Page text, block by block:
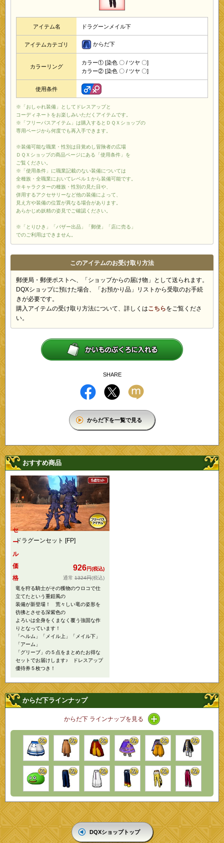
アイテム名 ドラグーンメイル下
アイテムカテゴリ からだ下
カラーリング
カラー① [染色 〇 / ツヤ 〇]
カラー② [染色 〇 / ツヤ 〇]
使用条件
※「おしゃれ装備」としてドレスアップと
コーディネートをお楽しみいただくアイテムです。
※「フリーパスアイテム」は購入するとＤＱＸショップの
専用ページから何度でも再入手できます。
※装備可能な職業・性別は目覚めし冒険者の広場
ＤＱＸショップの商品ページにある「使用条件」を
ご覧ください。
※「使用条件」に職業記載のない装備については
全種族・全職業においてレベル１から装備可能です。
※キャラクターの種族・性別の見た目や、
併用するアクセサリーなど他の装備によって、
見え方や装備の位置が異なる場合があります。
あらかじめ妖精の姿見でご確認ください。
※「とりひき」「バザー出品」「郵便」「店に売る」
でのご利用はできません。
このアイテムのお受け取り方法
郵便局・郵便ポストへ、「ショップからの届け物」として送られます。
DQXショップに預けた場合、「お預かり品」リストから受取のお手続
きが必要です。
購入アイテムの受け取り方法について、詳しくはこちらをご覧くださ
い。
SHARE
からだ下を一覧で見る
おすすめ商品
ドラグーンセット [FP]
セ
ー
ル
価
格
926円(税込)
1324円(税込)
竜を狩る騎士がその獲物のウロコで仕
立てたという重鎧風の
装備が新登場！ 荒々しい竜の姿形を
彷彿とさせる深紫色の
よろいは全身をくまなく覆う強固な作
りとなっています！
「ヘルム」「メイル上」「メイル下」
「アーム」
「グリーブ」の５点をまとめたお得な
セットでお届けします♪ ドレスアップ
優待券５枚つき！
からだ下ラインナップ
からだ下 ラインナップを見る アイコン / ラインナッ
DQXショップトップ